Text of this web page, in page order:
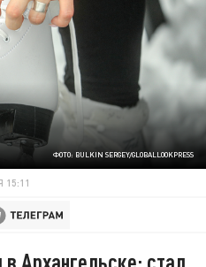
ФОТО: BULKIN SERGEY/GLOBALLOOKPRESS
15:11
Архангельске: стал